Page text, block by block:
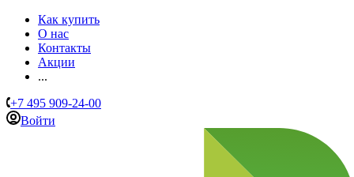
Как купить
О нас
Контакты
Акции
...
+7 495 909-24-00
Войти